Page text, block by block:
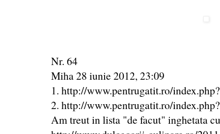
Nr. 64
Miha 28 iunie 2012, 23:09
1. http://www.pentrugatit.ro/
2. http://www.pentrugatit.ro/
Am treut in lista "de facut" inghetata